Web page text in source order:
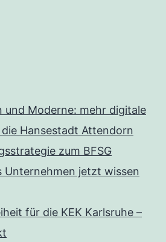
und Moderne: mehr digitale
Hansestadt Attendorn
zum BFSG
jetzt wissen
für die KEK Karlsruhe –